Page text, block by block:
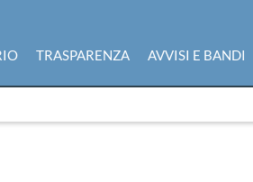
TRASPARENZA AVVISI E BANDI